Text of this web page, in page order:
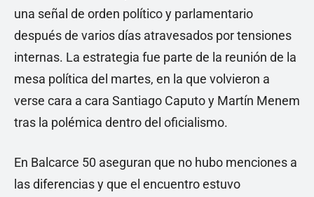
una señal de orden político y parlamentario
después de varios días atravesados por tensiones
internas. La estrategia fue parte de la reunión de la
mesa política del martes, en la que volvieron a
verse cara a cara Santiago Caputo y Martín Menem
tras la polémica dentro del oficialismo.
En Balcarce 50 aseguran que no hubo menciones a
las diferencias y que el encuentro estuvo